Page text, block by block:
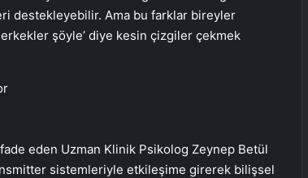
destekleyebilir. Ama bu farklar bireyler
şöyle’ diye kesin çizgiler çekmek
eden Uzman Klinik Psikolog Zeynep Betül
sistemleriyle etkileşime girerek bilişsel